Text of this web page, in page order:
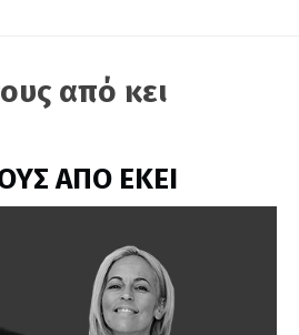
από κει
ΑΠΟ ΕΚΕΙ